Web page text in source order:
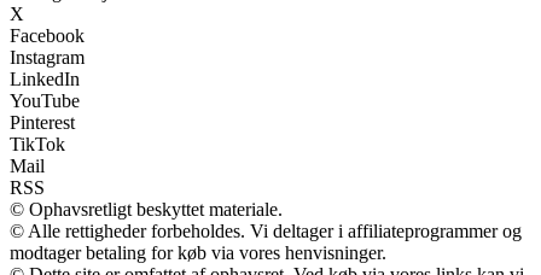
X
Facebook
Instagram
LinkedIn
YouTube
Pinterest
TikTok
Mail
RSS
© Ophavsretligt beskyttet materiale.
© Alle rettigheder forbeholdes. Vi deltager i affiliateprogrammer og
modtager betaling for køb via vores henvisninger.